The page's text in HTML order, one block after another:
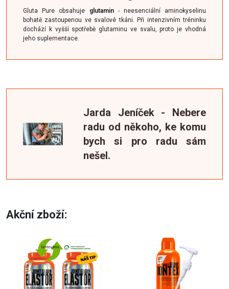
Gluta Pure obsahuje glutamin- neesenciální aminokyselinu
bohatě zastoupenou ve svalové tkáni. Při intenzivním tréninku
dochází k vyšší spotřebě glutaminu ve svalu, proto je vhodná
jeho suplementace.
Jarda Jeníček - Nebere
radu od někoho, ke komu
bych si pro radu sám
nešel.
Akční zboží: